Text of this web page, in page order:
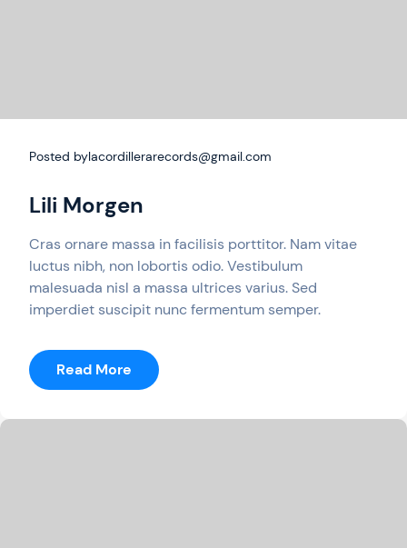
Posted bylacordillerarecords@gmail.com
Lili Morgen
Cras ornare massa in facilisis porttitor. Nam vitae
luctus nibh, non lobortis odio. Vestibulum
malesuada nisl a massa ultrices varius. Sed
imperdiet suscipit nunc fermentum semper.
Read More
Lili